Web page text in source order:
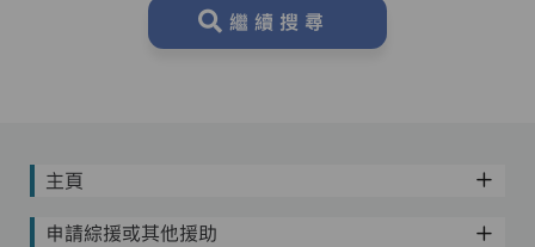
繼續搜尋
主頁
申請綜援或其他援助